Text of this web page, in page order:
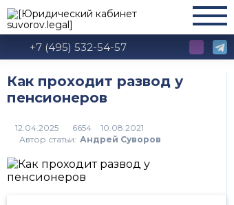
+7 (495) 532-54-57
Как проходит развод у
пенсионеров
6654
Автор статьи: Андрей Суворов